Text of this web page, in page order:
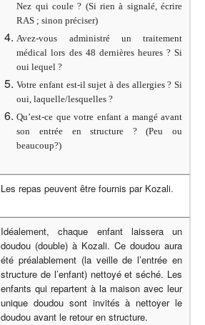
Nez qui coule ? (Si rien à signalé, écrire
RAS ; sinon préciser)
Avez-vous administré un traitement
médical lors des 48 dernières heures ? Si
oui lequel ?
Votre enfant est-il sujet à des allergies ? Si
oui, laquelle/lesquelles ?
Qu’est-ce que votre enfant a mangé avant
son entrée en structure ? (Peu ou
beaucoup?)
Les repas peuvent être fournis par Kozali.
Idéalement, chaque enfant laissera un
doudou (double) à Kozali. Ce doudou aura
été préalablement (la veille de l’entrée en
structure de l’enfant) nettoyé et séché. Les
enfants qui repartent à la maison avec leur
unique doudou sont invités à nettoyer le
doudou avant le retour en structure.